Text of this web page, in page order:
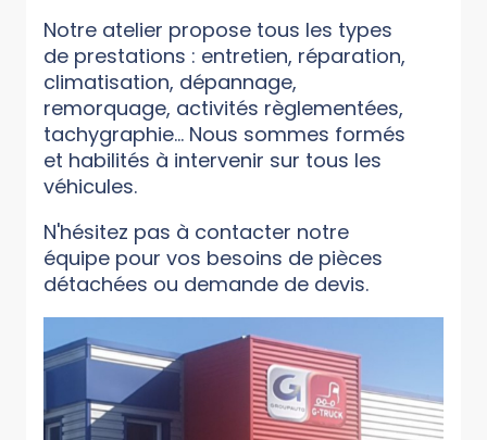
Notre atelier propose tous les types
de prestations : entretien, réparation,
climatisation, dépannage,
remorquage, activités règlementées,
tachygraphie... Nous sommes formés
et habilités à intervenir sur tous les
véhicules.
N'hésitez pas à contacter notre
équipe pour vos besoins de pièces
détachées ou demande de devis.